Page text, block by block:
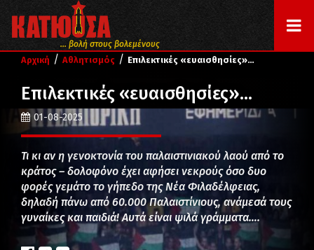
... βολή στους βολεμένους
Αρχική / Αθλητισμός / Επιλεκτικές «ευαισθησίες»…
Επιλεκτικές «ευαισθησίες»…
01-08-2025
Τι κι αν η γενοκτονία του παλαιστινιακού λαού από το
κράτος – δολοφόνο έχει αφήσει νεκρούς όσο δυο
φορές γεμάτο το γήπεδο της Νέα Φιλαδέλφειας,
δηλαδή πάνω από 60.000 Παλαιστίνιους, ανάμεσά τους
γυναίκες και παιδιά! Αυτά είναι ψιλά γράμματα….